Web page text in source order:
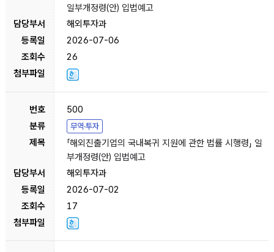
일부개정령(안) 입법예고
해외투자과
2026-07-06
26
500
무역·투자
「해외진출기업의 국내복귀 지원에 관한 법률 시행령」 일
부개정령(안) 입법예고
해외투자과
2026-07-02
17